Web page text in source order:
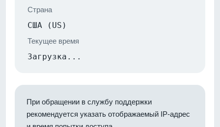
Страна
США (US)
Текущее время
Загрузка...
При обращении в службу поддержки
рекомендуется указать отображаемый IP-адрес